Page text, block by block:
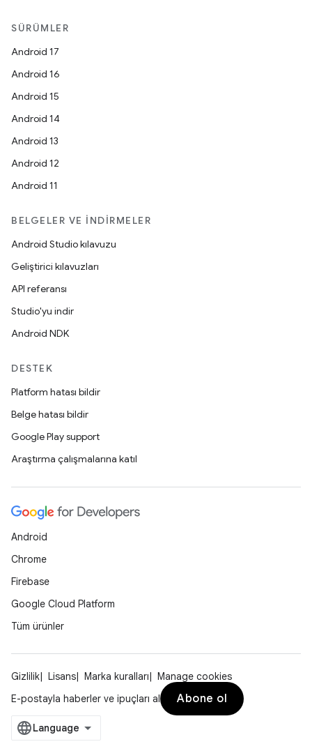
SÜRÜMLER
Android 17
Android 16
Android 15
Android 14
Android 13
Android 12
Android 11
BELGELER VE İNDIRMELER
Android Studio kılavuzu
Geliştirici kılavuzları
API referansı
Studio'yu indir
Android NDK
DESTEK
Platform hatası bildir
Belge hatası bildir
Google Play support
Araştırma çalışmalarına katıl
Android
Chrome
Firebase
Google Cloud Platform
Tüm ürünler
Gizlilik Lisans Marka kuralları
Manage cookies
E-postayla haberler ve ipuçları al
Abone ol